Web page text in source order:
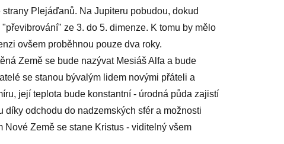
Plejáďanů. Na Jupiteru pobudou, dokud
ze 3. do 5. dimenze. K tomu by mělo
ovšem proběhnou pouze dva roky.
Země se bude nazývat Mesiáš Alfa a bude
se stanou bývalým lidem novými přáteli a
její teplota bude konstantní - úrodná půda zajistí
díky odchodu do nadzemských sfér a možnosti
Země se stane Kristus - viditelný všem